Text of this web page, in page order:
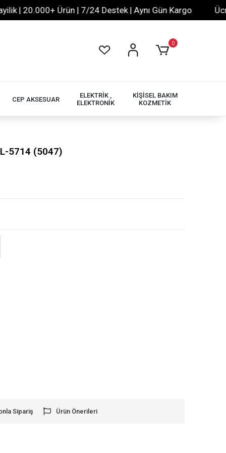
20.000+ Ürün | 7/24 Destek | Aynı Gün Kargo
0
CEP AKSESUAR
ELEKTRİK ,
ELEKTRONİK
KİŞİSEL BAKIM
KOZMETİK
5714 (5047)
Sipariş Ürün Önerileri